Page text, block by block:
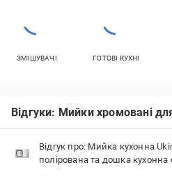
ЗМІШУВАЧІ ГОТОВІ КУХНІ
Відгуки: Мийки хромовані
Відгук про: Мийка кухонна
полірована та дошка кухонна